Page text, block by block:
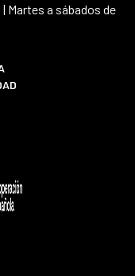
Martes a sábados de